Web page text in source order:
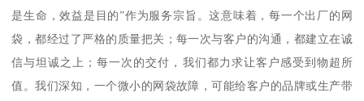
是生命，效益是目的”作为服务宗旨。这意味着，每一个出厂的网
袋，都经过了严格的质量把关；每一次与客户的沟通，都建立在诚
信与坦诚之上；每一次的交付，我们都力求让客户感受到物超所
值。我们深知，一个微小的网袋故障，可能给客户的品牌或生产带